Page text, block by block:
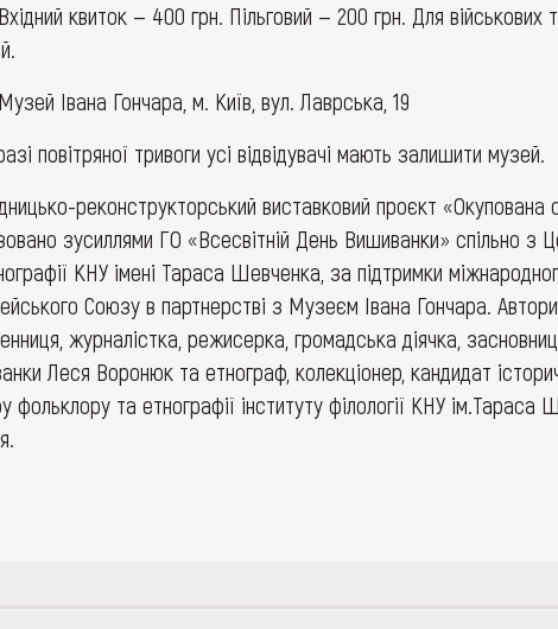
Вхідний квиток — 400 грн. Пільговий — 200 грн. Для військових
Музей Івана Гончара, м. Київ, вул. Лаврська, 19
повітряної тривоги усі відвідувачі мають залишити музей.
реконструкторський виставковий проєкт
зусиллями ГО «Всесвітній День Вишиванки» спільно з
КНУ імені Тараса Шевченка, за підтримки
Союзу в партнерстві з Музеєм Івана Гончара.
журналістка, режисерка, громадська діячка,
Леся Воронюк та етнограф, колекціонер, кандидат
фольклору та етнографії інституту філології КНУ